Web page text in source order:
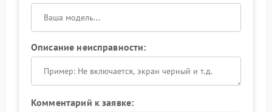
Описание неисправности:
Комментарий к заявке: